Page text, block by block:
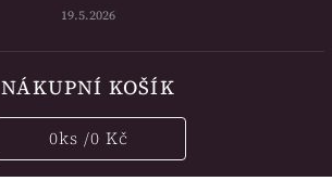
19.5.2026
NÁKUPNÍ KOŠÍK
0ks /0 Kč